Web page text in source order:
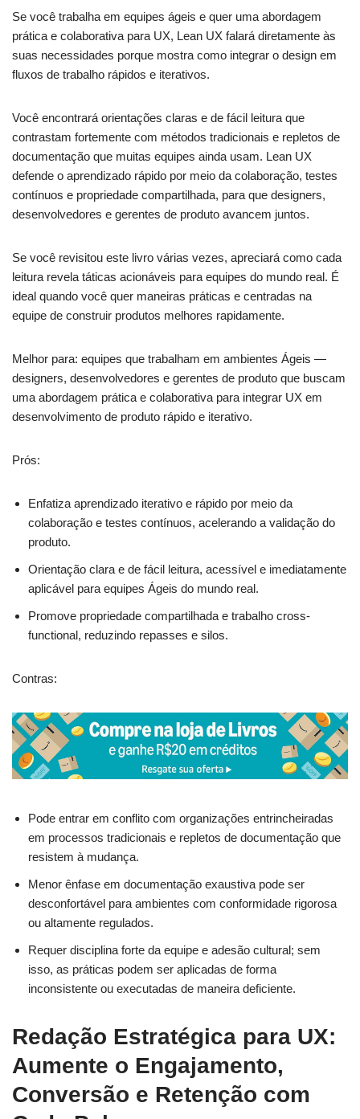
Se você trabalha em equipes ágeis e quer uma abordagem
prática e colaborativa para UX, Lean UX falará diretamente às
suas necessidades porque mostra como integrar o design em
fluxos de trabalho rápidos e iterativos.
Você encontrará orientações claras e de fácil leitura que
contrastam fortemente com métodos tradicionais e repletos de
documentação que muitas equipes ainda usam. Lean UX
defende o aprendizado rápido por meio da colaboração, testes
contínuos e propriedade compartilhada, para que designers,
desenvolvedores e gerentes de produto avancem juntos.
Se você revisitou este livro várias vezes, apreciará como cada
leitura revela táticas acionáveis para equipes do mundo real. É
ideal quando você quer maneiras práticas e centradas na
equipe de construir produtos melhores rapidamente.
Melhor para: equipes que trabalham em ambientes Ágeis —
designers, desenvolvedores e gerentes de produto que buscam
uma abordagem prática e colaborativa para integrar UX em
desenvolvimento de produto rápido e iterativo.
Prós:
Enfatiza aprendizado iterativo e rápido por meio da
colaboração e testes contínuos, acelerando a validação do
produto.
Orientação clara e de fácil leitura, acessível e imediatamente
aplicável para equipes Ágeis do mundo real.
Promove propriedade compartilhada e trabalho cross-
functional, reduzindo repasses e silos.
Contras:
Pode entrar em conflito com organizações entrincheiradas
em processos tradicionais e repletos de documentação que
resistem à mudança.
Menor ênfase em documentação exaustiva pode ser
desconfortável para ambientes com conformidade rigorosa
ou altamente regulados.
Requer disciplina forte da equipe e adesão cultural; sem
isso, as práticas podem ser aplicadas de forma
inconsistente ou executadas de maneira deficiente.
Redação Estratégica para UX:
Aumente o Engajamento,
Conversão e Retenção com